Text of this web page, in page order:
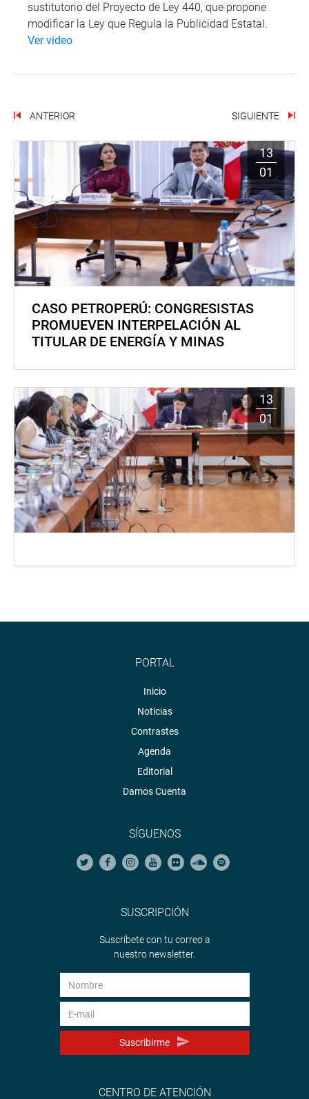
sustitutorio del Proyecto de Ley 440, que propone
modificar la Ley que Regula la Publicidad Estatal.
Ver vídeo
ANTERIOR SIGUIENTE
13
01
CASO PETROPERÚ: CONGRESISTAS
PROMUEVEN INTERPELACIÓN AL
TITULAR DE ENERGÍA Y MINAS
13
01
PORTAL
Inicio
Noticias
Contrastes
Agenda
Editorial
Damos Cuenta
SÍGUENOS
SUSCRIPCIÓN
Suscríbete con tu correo a
nuestro newsletter.
Suscribirme
CENTRO DE ATENCIÓN